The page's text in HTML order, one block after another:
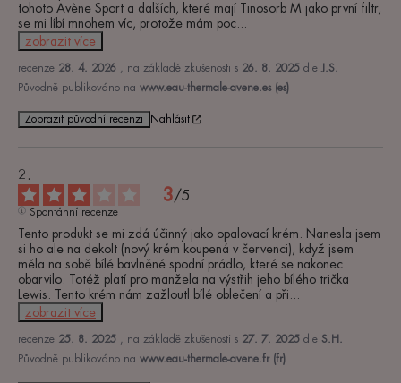
tohoto Avène Sport a dalších, které mají Tinosorb M jako první filtr,
se mi líbí mnohem víc, protože mám poc
zobrazit více
recenze 28. 4. 2026 , na základě zkušenosti s 26. 8. 2025 dle
J.S.
Původně publikováno na www.eau-thermale-avene.es (es)
Zobrazit původní recenzi Nahlásit
3/5
Spontánní recenze
Tento produkt se mi zdá účinný jako opalovací krém. Nanesla jsem
si ho ale na dekolt (nový krém koupená v červenci), když jsem
měla na sobě bílé bavlněné spodní prádlo, které se nakonec
obarvilo. Totéž platí pro manžela na výstřih jeho bílého trička
Lewis. Tento krém nám zažloutl bílé oblečení a při
zobrazit více
recenze 25. 8. 2025 , na základě zkušenosti s 27. 7. 2025 dle S.H.
Původně publikováno na www.eau-thermale-avene.fr (fr)